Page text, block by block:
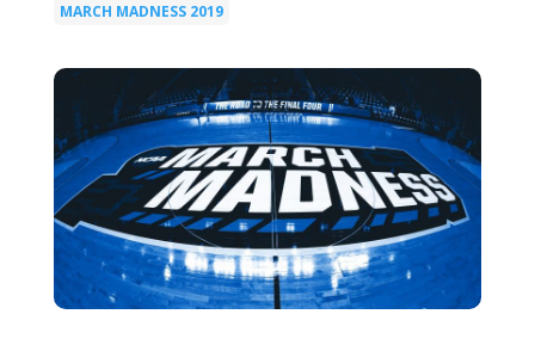
MARCH MADNESS 2019